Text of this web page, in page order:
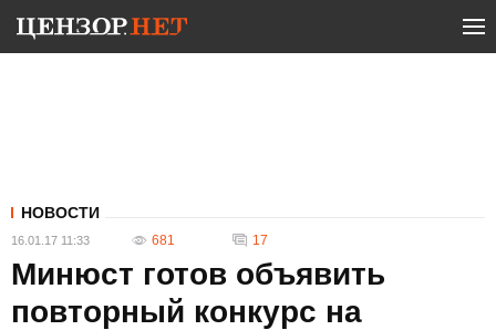
НОВОСТИ
16.01.17 11:33 681 17
Минюст готов объявить
повторный конкурс на